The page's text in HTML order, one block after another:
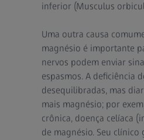
inferior (Musculus
Uma outra causa
magnésio é importante
nervos podem enviar
espasmos. A deficiência
desequilibradas, mas
mais magnésio; por
crônica, doença celíaca
de magnésio. Seu